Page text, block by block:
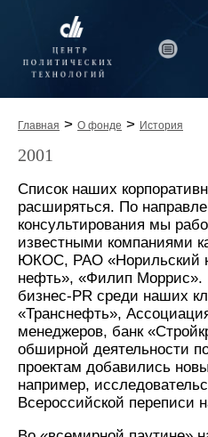
Главная > О фонде > История
2001
Список наших
расширяться. По
консультирования мы
известными компаниями
ЮКОС, РАО «Норильский
нефть», «Филип Моррис».
бизнес-PR среди наших
«Транснефть»,
менеджеров, банк
обширной деятельности
проектам добавились
например,
Всероссийской переписи